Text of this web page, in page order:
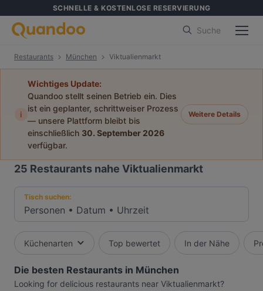
SCHNELLE & KOSTENLOSE RESERVIERUNG
Suche
Restaurants München Viktualienmarkt
i
Wichtiges Update:
Quandoo stellt seinen Betrieb ein. Dies
ist ein geplanter, schrittweiser Prozess
— unsere Plattform bleibt bis
einschließlich 30. September 2026
verfügbar.
Weitere Details
25 Restaurants nahe Viktualienmarkt
Tisch suchen:
Personen • Datum • Uhrzeit
Küchenarten Top bewertet In der Nähe
Die besten Restaurants in München
Looking for delicious restaurants near Viktualienmarkt?